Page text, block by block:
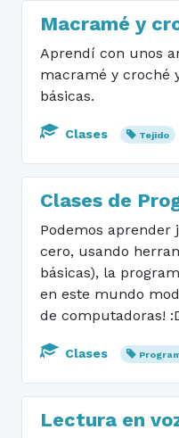
Macramé y
Aprendí con unos
macramé y croché
básicas.
Clases Tejido
Clases de
Podemos aprender
cero, usando
básicas), la
en este mundo
de computadoras!
Clases
Lectura en